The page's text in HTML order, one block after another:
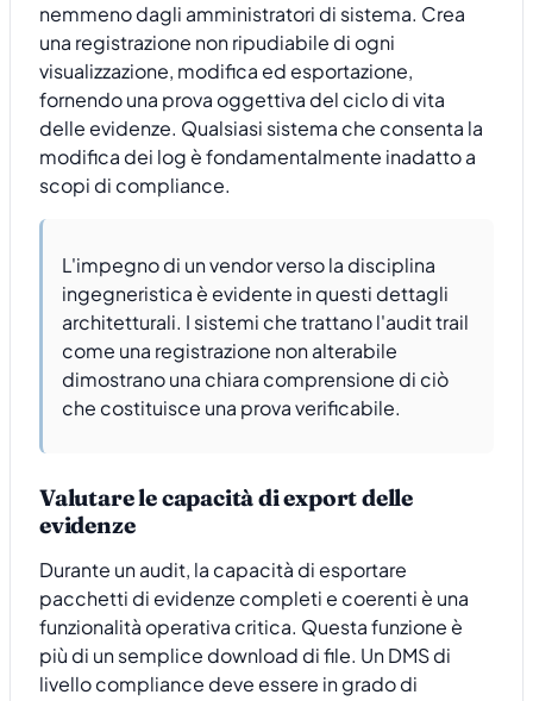
nemmeno dagli amministratori di sistema. Crea
una registrazione non ripudiabile di ogni
visualizzazione, modifica ed esportazione,
fornendo una prova oggettiva del ciclo di vita
delle evidenze. Qualsiasi sistema che consenta la
modifica dei log è fondamentalmente inadatto a
scopi di compliance.
L'impegno di un vendor verso la disciplina
ingegneristica è evidente in questi dettagli
architetturali. I sistemi che trattano l'audit trail
come una registrazione non alterabile
dimostrano una chiara comprensione di ciò
che costituisce una prova verificabile.
Valutare le capacità di export delle
evidenze
Durante un audit, la capacità di esportare
pacchetti di evidenze completi e coerenti è una
funzionalità operativa critica. Questa funzione è
più di un semplice download di file. Un DMS di
livello compliance deve essere in grado di